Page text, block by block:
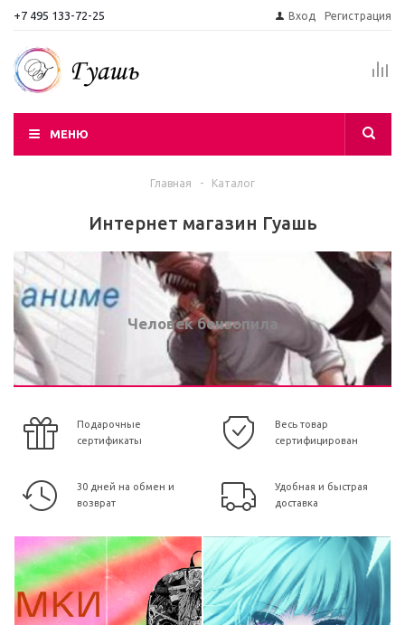
+7 495 133-72-25 Вход Регистрация
МЕНЮ
Главная - Каталог
Интернет магазин Гуашь
Человек бензопила
Подарочные
сертификаты
Весь товар
сертифицирован
30 дней на обмен и
возврат
Удобная и быстрая
доставка